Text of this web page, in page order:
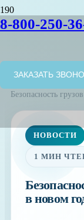
8-800-250-
ЗАКАЗАТЬ
Безопасность
НОВОСТИ
1 МИН
в новом